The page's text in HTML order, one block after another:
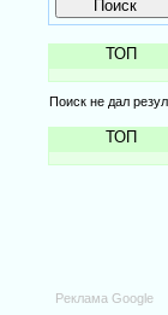
ТОП
Поиск не дал
ТОП
Реклама Google